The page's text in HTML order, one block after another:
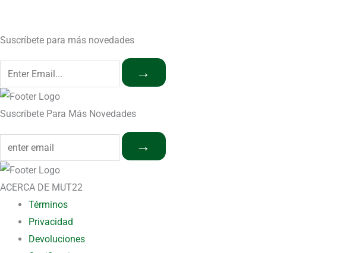
Suscríbete para más novedades
→
Suscríbete Para Más Novedades
→
ACERCA DE MUT22
Términos
Privacidad
Devoluciones